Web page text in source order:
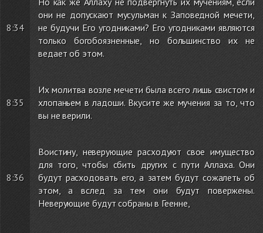
8:34
они не допускают мусульман к Заповедной мечети,
не будучи Его угодниками? Его угодниками являются
только богобоязненные, но большинство их не
ведает об этом.
8:35
Их молитва возле мечети была всего лишь свистом и
хлопаньем в ладоши. Вкусите же мучения за то, что
вы не верили.
8:36
Воистину, неверующие расходуют свое имущество
для того, чтобы сбить других с пути Аллаха. Они
будут расходовать его, а затем будут сожалеть об
этом, а вслед за тем они будут повержены.
Неверующие будут собраны в Геенне,